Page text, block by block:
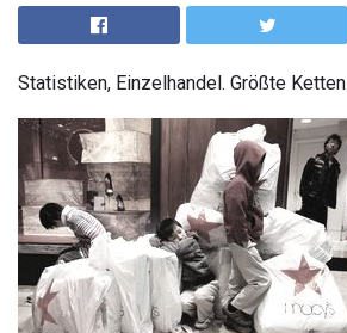
Statistiken, Einzelhandel. Größte Ketten